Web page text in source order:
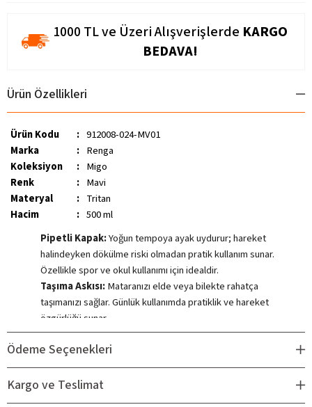
1000 TL ve Üzeri Alışverişlerde KARGO
BEDAVA!
Ürün Özellikleri
Ürün Kodu : 912008-024-MV01
Marka
: Renga
Koleksiyon
: Migo
Renk
: Mavi
Materyal
: Tritan
Hacim
: 500 ml
Pipetli Kapak:Yoğun tempoya ayak uydurur; hareket
halindeyken dökülme riski olmadan pratik kullanım sunar.
Özellikle spor ve okul kullanımı için idealdir.
Taşıma Askısı:Mataranızı elde veya bilekte rahatça
taşımanızı sağlar. Günlük kullanımda pratiklik ve hareket
özgürlüğü sunar.
Tritan Nedir?
- BPA içermez:BPA, hormonları bozucu bir maddedir ve insan
sağlığı açısından riskli olduğu düşünülmektedir. Tritan, BPA içermez,
Ödeme Seçenekleri
Kargo ve Teslimat